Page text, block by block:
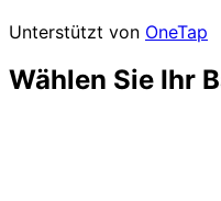
Unterstützt von OneTap
Wählen Sie Ihr